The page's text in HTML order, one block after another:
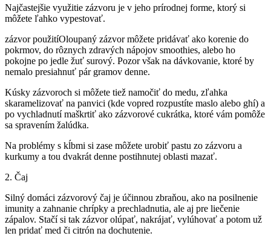
Najčastejšie využitie zázvoru je v jeho prírodnej forme, ktorý si
môžete ľahko vypestovať.
zázvor použitíOloupaný zázvor môžete pridávať ako korenie do
pokrmov, do rôznych zdravých nápojov smoothies, alebo ho
pokojne po jedle žuť surový. Pozor však na dávkovanie, ktoré by
nemalo presiahnuť pár gramov denne.
Kúsky zázvoroch si môžete tiež namočiť do medu, zľahka
skaramelizovať na panvici (kde vopred rozpustíte maslo alebo ghí) a
po vychladnutí maškrtiť ako zázvorové cukrátka, ktoré vám pomôže
sa spravením žalúdka.
Na problémy s kĺbmi si zase môžete urobiť pastu zo zázvoru a
kurkumy a tou dvakrát denne postihnutej oblasti mazať.
2. Čaj
Silný domáci zázvorový čaj je účinnou zbraňou, ako na posilnenie
imunity a zahnanie chrípky a prechladnutia, ale aj pre liečenie
zápalov. Stačí si tak zázvor olúpať, nakrájať, vylúhovať a potom už
len pridať med či citrón na dochutenie.